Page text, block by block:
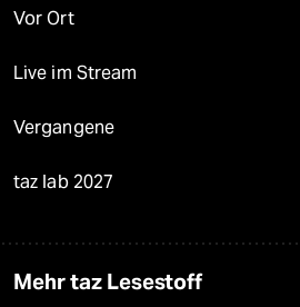
Vor Ort
Live im Stream
Vergangene
taz lab 2027
Mehr taz Lesestoff